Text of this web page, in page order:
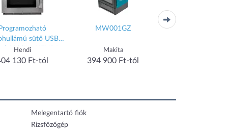
Programozható
sütő USB-
1800W, HENDI,
230V/3000W,
Hendi
130 Ft-tól
MW001GZ
Makita
394 900 Ft-tól
Melegentartó fiók
Rizsfőzőgép